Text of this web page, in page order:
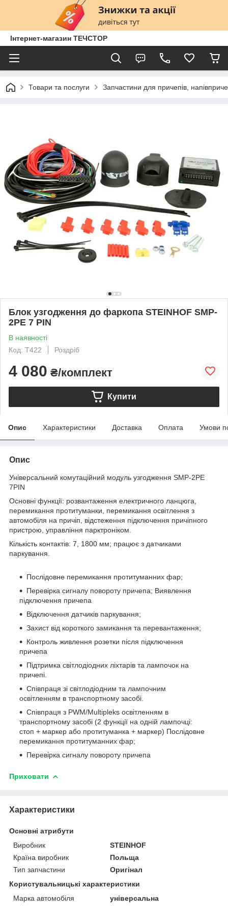
Інтернет-магазин ТЕЧСТОР
Товари та послуги Запчастини для причепів,
Блок узгодження до фаркопа STEINHOF SMP-
2PE 7 PIN
В наявності
Код: T422
Роздріб
4 080 ₴/комплект
Купити
Опис Характеристики Доставка Оплата Умови
Опис
Універсальний комутаційний модуль узгодження SMP-2PE
7PIN
Основні функції: розвантаження електричного ланцюга,
перемикання протитуманки, перемикання освітлення з
автомобіля на причіп, відстеження підключення причіпного
пристрою, управління парктроніком.
Кількість контактів: 7, 1800 мм; працює з датчиками
паркування.
Послідовне перемикання протитуманних фар;
Перевірка сигналу повороту причепа; Виявлення
підключення причепа
Відключення датчиків паркування;
Захист від короткого замикання та перевантаження;
Контроль живлення розетки після підключення
причепа
Підтримка світлодіодних ліхтарів та лампочок на
причепі.
Співпраця зі світлодіодним та лампочним
освітленням в транспортному засобі.
Співпраця з PWM/Multipleks освітленням в
транспортному засобі (2 функції на одній лампочці:
стоп + маркер або протитуманка + маркер) Послідовне
перемикання протитуманних фар;
Перевірка сигналу повороту причепа
Приховати
Характеристики
Основні атрибути
Виробник
STEINHOF
Країна виробник
Польща
Тип запчастини
Оригінал
Користувальницькі характеристики
Марка автомобіля
універсальна